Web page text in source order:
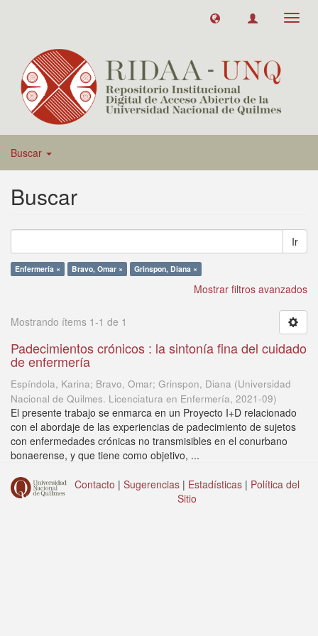
Buscar
Buscar
Ir
Enfermería × Bravo, Omar × Grinspon, Diana ×
Mostrar filtros avanzados
Mostrando ítems 1-1 de 1
Padecimientos crónicos : la sintonía fina del cuidado
de enfermería
Espíndola, Karina; Bravo, Omar; Grinspon, Diana (Universidad
Nacional de Quilmes. Licenciatura en Enfermería, 2021-09)
El presente trabajo se enmarca en un Proyecto I+D relacionado
con el abordaje de las experiencias de padecimiento de sujetos
con enfermedades crónicas no transmisibles en el conurbano
bonaerense, y que tiene como objetivo, ...
Contacto | Sugerencias | Estadísticas | Política del
Sitio